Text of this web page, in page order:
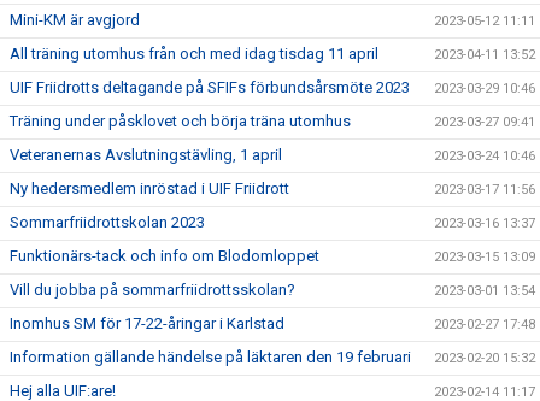
Mini-KM är avgjord 2023-05-12 11:11
All träning utomhus från och med idag tisdag 11 april 2023-04-11 13:52
UIF Friidrotts deltagande på SFIFs förbundsårsmöte 2023 2023-03-29 10:46
Träning under påsklovet och börja träna utomhus 2023-03-27 09:41
Veteranernas Avslutningstävling, 1 april 2023-03-24 10:46
Ny hedersmedlem inröstad i UIF Friidrott 2023-03-17 11:56
Sommarfriidrottskolan 2023 2023-03-16 13:37
Funktionärs-tack och info om Blodomloppet 2023-03-15 13:09
Vill du jobba på sommarfriidrottsskolan? 2023-03-01 13:54
Inomhus SM för 17-22-åringar i Karlstad 2023-02-27 17:48
Information gällande händelse på läktaren den 19 februari 2023-02-20 15:32
Hej alla UIF:are! 2023-02-14 11:17